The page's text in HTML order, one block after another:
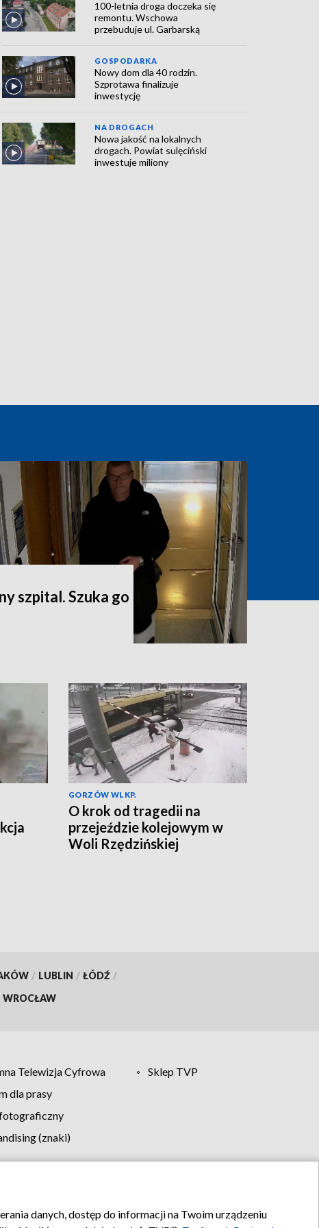
100-letnia droga doczeka się
remontu. Wschowa
przebuduje ul. Garbarską
GOSPODARKA
Nowy dom dla 40 rodzin.
Szprotawa finalizuje
inwestycję
NA DROGACH
Nowa jakość na lokalnych
drogach. Powiat sulęciński
inwestuje miliony
szpital. Szuka go
GORZÓW WLKP.
O krok od tragedii na
przejeździe kolejowym w
Woli Rzędzińskiej
/ LUBLIN / ŁÓDŹ /
WROCŁAW
Telewizja Cyfrowa
Sklep TVP
dla prasy
(znaki)
Kontakt
danych, dostęp do informacji na Twoim urządzeniu